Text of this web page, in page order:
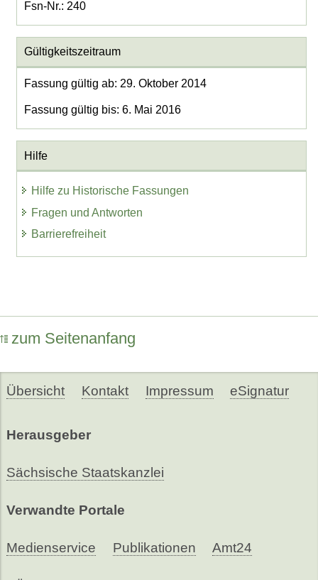
Fsn-Nr.: 240
Gültigkeitszeitraum
Fassung gültig ab: 29. Oktober 2014
Fassung gültig bis: 6. Mai 2016
Hilfe
Hilfe zu Historische Fassungen
Fragen und Antworten
Barrierefreiheit
zum Seitenanfang
Übersicht Kontakt Impressum eSignatur
Herausgeber
Sächsische Staatskanzlei
Verwandte Portale
Medienservice Publikationen Amt24